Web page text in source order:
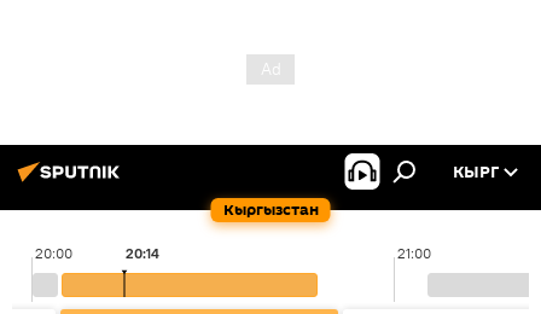
Кыргызстан
КЫРГ
20:00 21:00
20:14